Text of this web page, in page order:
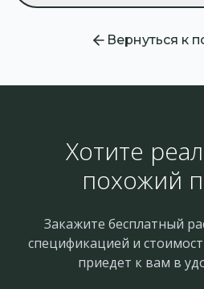
Вернуться к
Хотите
похожий
Закажите бесплатный
спецификацией и
приедет к вам в